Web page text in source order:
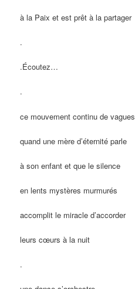
à la Paix et est prêt à la partager
.
.Écoutez…
.
ce mouvement continu de vagues
quand une mère d’éternité parle
à son enfant et que le silence
en lents mystères murmurés
accomplit le miracle d’accorder
leurs cœurs à la nuit
.